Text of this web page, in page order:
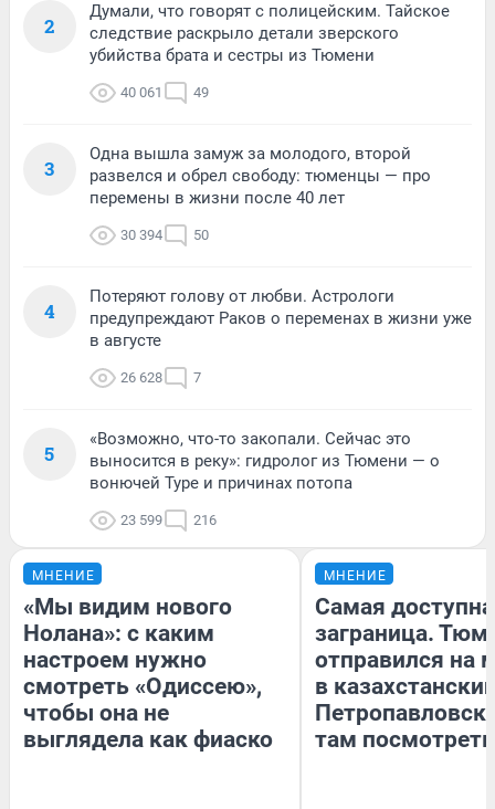
2
Думали, что говорят с полицейским. Тайское
следствие раскрыло детали зверского
убийства брата и сестры из Тюмени
40 061 49
3
Одна вышла замуж за молодого, второй
развелся и обрел свободу: тюменцы — про
перемены в жизни после 40 лет
30 394 50
4
Потеряют голову от любви. Астрологи
предупреждают Раков о переменах в жизни уже
в августе
26 628 7
5
«Возможно, что-то закопали. Сейчас это
выносится в реку»: гидролог из Тюмени — о
вонючей Туре и причинах потопа
23 599 216
МНЕНИЕ
«Мы видим нового
Нолана»: с каким
настроем нужно
смотреть «Одиссею»,
чтобы она не
выглядела как фиаско
МНЕНИЕ
Самая
заграница.
отправился на
в
там посмотреть